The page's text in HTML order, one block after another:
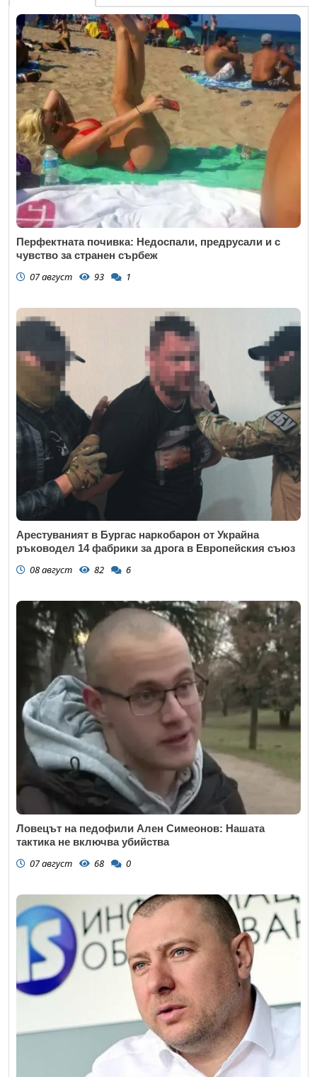
Перфектната почивка: Недоспали, предрусали и с
чувство за странен сърбеж
07 август 93 1
Арестуваният в Бургас наркобарон от Украйна
ръководел 14 фабрики за дрога в Европейския съюз
08 август 82 6
Ловецът на педофили Ален Симеонов: Нашата
тактика не включва убийства
07 август 68 0